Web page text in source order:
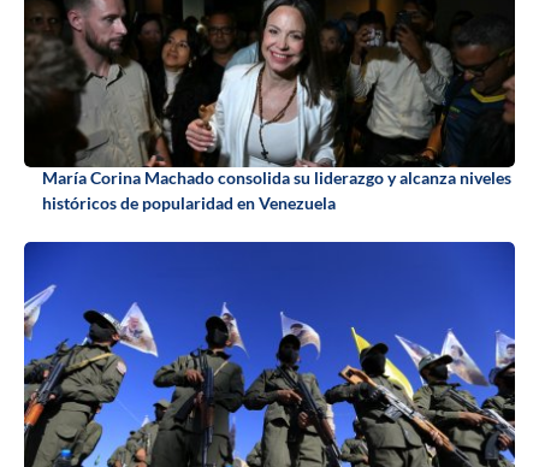
María Corina Machado consolida su liderazgo y alcanza niveles
históricos de popularidad en Venezuela